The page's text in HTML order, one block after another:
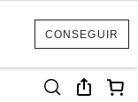
CONSEGUIR